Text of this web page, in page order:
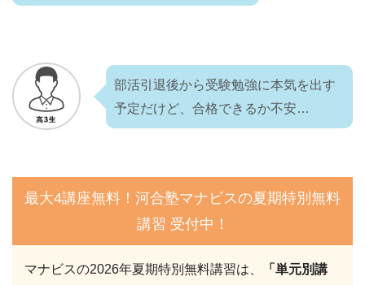
部活引退後から受験勉強に本気を出す
予定だけど、合格できるか不安…
最大4講座無料！河合塾マナビスの夏期特別無料
講習 受付中！
マナビスの2026年夏期特別無料講習は、
「単元別講